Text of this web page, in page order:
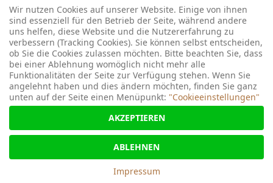
ausschließlich auf Grundlage von Art. 6 Abs. 1 lit. a
DSGVO und § 25 Abs. 1 TDDDG, soweit die Einwilligung
die Speicherung von Cookies oder den Zugriff auf
Informationen im Endgerät des Nutzers (z. B. Device-
Fingerprinting) im Sinne des TDDDG umfasst. Die
Einwilligung ist jederzeit widerrufbar.
Wenn Ihr Browser Google Fonts nicht unterstützt, wird
eine Standardschrift von Ihrem Computer genutzt.
Wir nutzen Cookies auf unserer Website. Einige von ihnen
sind essenziell für den Betrieb der Seite, während andere
uns helfen, diese Website und die Nutzererfahrung zu
verbessern (Tracking Cookies). Sie können selbst entscheiden,
ob Sie die Cookies zulassen möchten. Bitte beachten Sie, dass
bei einer Ablehnung womöglich nicht mehr alle
Funktionalitäten der Seite zur Verfügung stehen. Wenn Sie
angelehnt haben und dies ändern möchten, finden Sie ganz
unten auf der Seite einen Menüpunkt: "Cookieeinstellungen"
AKZEPTIEREN
ABLEHNEN
Impressum